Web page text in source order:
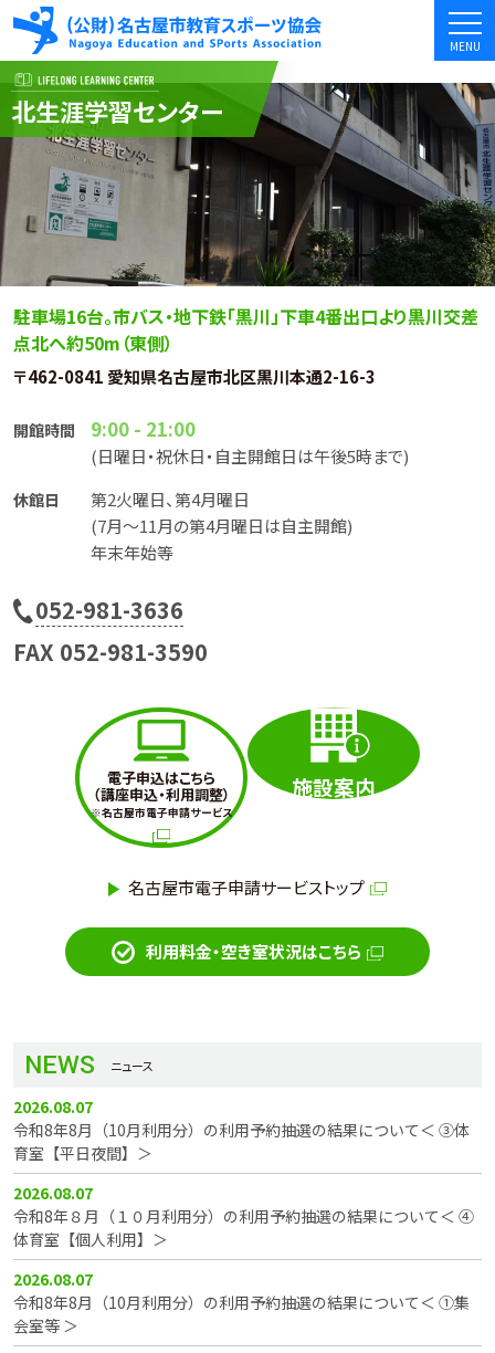
MENU
北生涯学習センター
駐車場16台。市バス・地下鉄「黒川」下車4番出口より黒川交差
点北へ約50m（東側）
〒462-0841 愛知県名古屋市北区黒川本通2-16-3
開館時間 9:00 - 21:00
(日曜日・祝休日・自主開館日は午後5時まで)
休館日
第2火曜日、第4月曜日
(7月〜11月の第4月曜日は自主開館)
年末年始等
電
話
052-981-3636
FAX 052-981-3590
電子申込はこちら
（講座申込・利用調整）
※名古屋市電子申請サービス
施設案内
名古屋市電子申請サービストップ
利用料金・空き室状況はこちら
NEWS ニュース
2026.08.07
令和8年8月（10月利用分）の利用予約抽選の結果について＜ ③体
育室【平日夜間】＞
2026.08.07
令和8年８月（１０月利用分）の利用予約抽選の結果について＜ ④
体育室【個人利用】＞
2026.08.07
令和8年8月（10月利用分）の利用予約抽選の結果について＜ ①集
会室等 ＞